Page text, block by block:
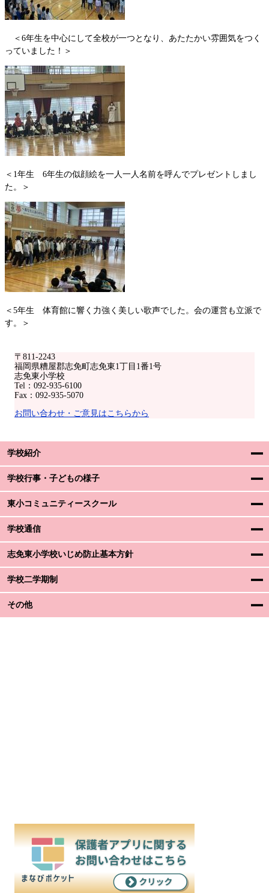
〒811-2243
福岡県糟屋郡志免町志免東1丁目1番1号
志免東小学校
Tel：092-935-6100
Fax：092-935-5070
お問い合わせ・ご意見はこちらから
学校紹介
学校行事・子どもの様子
東小コミュニティースクール
学校通信
志免東小学校いじめ防止基本方針
学校二学期制
その他
＜6年生を中心にして全校が一つとなり、あたたかい雰囲気をつく
っていました！＞
＜1年生 6年生の似顔絵を一人一人名前を呼んでプレゼントしまし
た。＞
＜5年生 体育館に響く力強く美しい歌声でした。会の運営も立派で
す。＞